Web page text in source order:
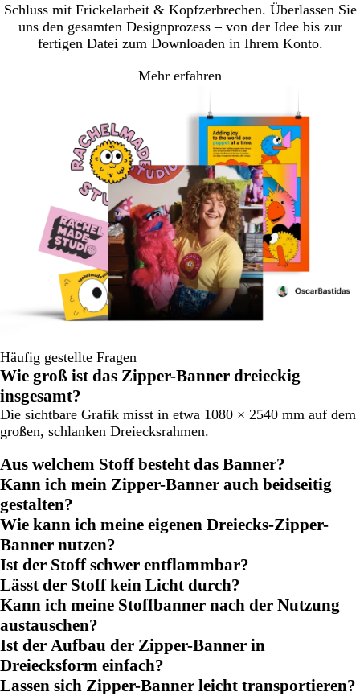
Schluss mit Frickelarbeit & Kopfzerbrechen. Überlassen Sie
uns den gesamten Designprozess – von der Idee bis zur
fertigen Datei zum Downloaden in Ihrem Konto.
Mehr erfahren
Häufig gestellte Fragen
Wie groß ist das Zipper-Banner dreieckig
insgesamt?
Die sichtbare Grafik misst in etwa 1080 × 2540 mm auf dem
großen, schlanken Dreiecksrahmen.
Aus welchem Stoff besteht das Banner?
Kann ich mein Zipper-Banner auch beidseitig
gestalten?
Wie kann ich meine eigenen Dreiecks-Zipper-
Banner nutzen?
Ist der Stoff schwer entflammbar?
Lässt der Stoff kein Licht durch?
Kann ich meine Stoffbanner nach der Nutzung
austauschen?
Ist der Aufbau der Zipper-Banner in
Dreiecksform einfach?
Lassen sich Zipper-Banner leicht transportieren?